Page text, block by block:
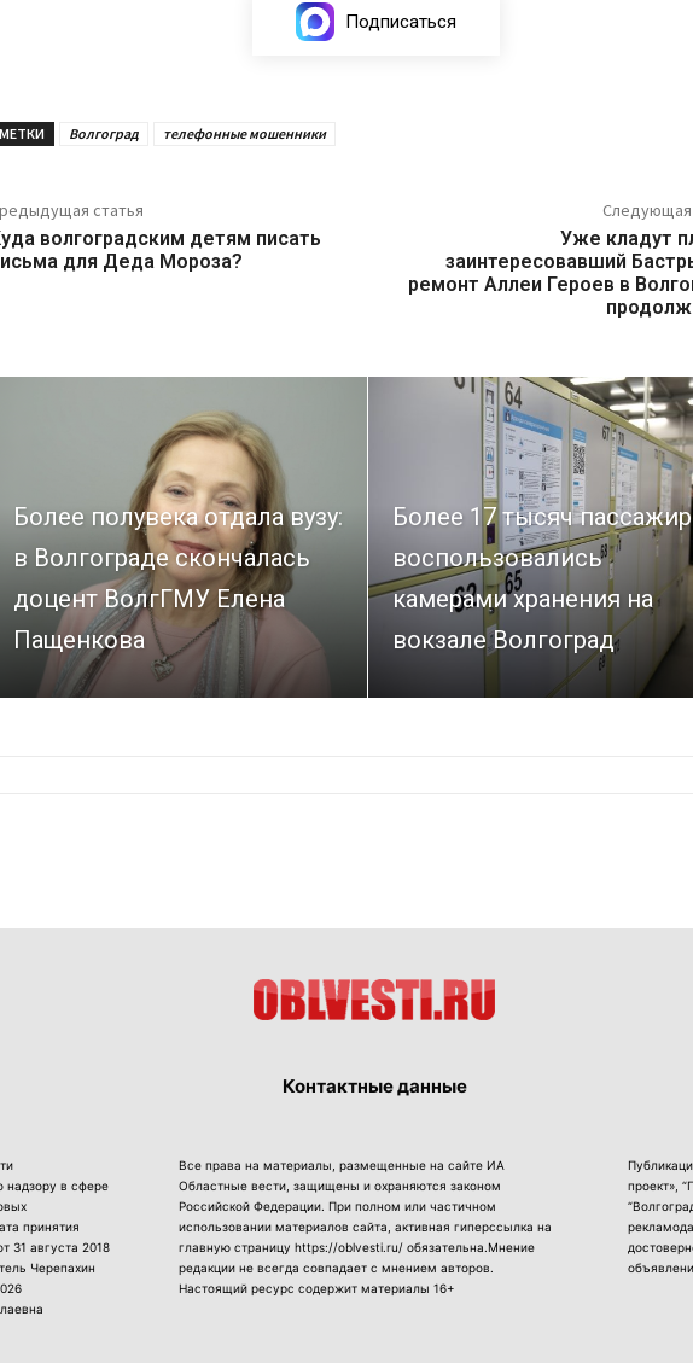
Подписаться
МЕТКИ Волгоград телефонные мошенники
статья
волгоградским детям писать
для Деда Мороза?
Следующая
Уже кладут
заинтересовавший
ремонт Аллеи Героев в
Более полувека отдала вузу:
в Волгограде скончалась
доцент ВолгГМУ Елена
Пащенкова
Более 17 тысяч
воспользовались
камерами хранения на
вокзале Волгоград
Контактные данные
надзору в сфере
принятия
31 августа 2018
Черепахин
Все права на материалы, размещенные на сайте ИА
Областные вести, защищены и охраняются законом
Российской Федерации. При полном или частичном
использовании материалов сайта, активная гиперссылка на
главную страницу https://oblvesti.ru/ обязательна.Мнение
редакции не всегда совпадает с мнением авторов.
Настоящий ресурс содержит материалы 16+
проект»,